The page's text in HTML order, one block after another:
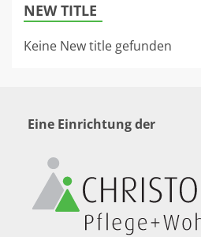
NEW TITLE
Keine New title gefunden
Eine Einrichtung der